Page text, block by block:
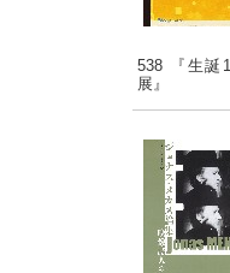
538 『生誕
展』